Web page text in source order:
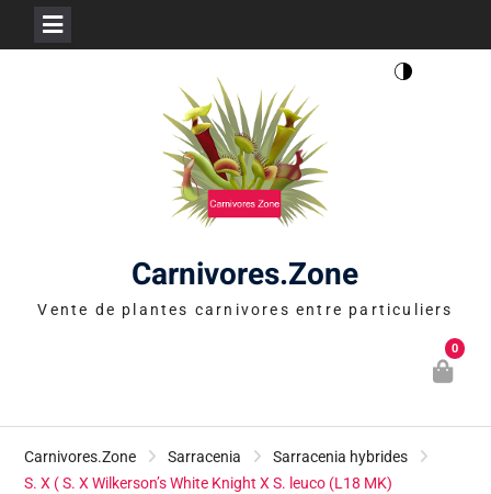
Carnivores.Zone
Vente de plantes carnivores entre particuliers
0
Carnivores.Zone Sarracenia
Sarracenia hybrides
S. X ( S. X Wilkerson’s White Knight X S. leuco (L18 MK)